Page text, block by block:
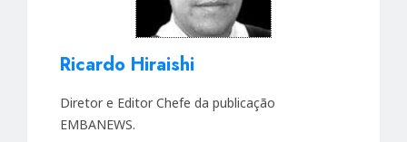
Ricardo Hiraishi
Diretor e Editor Chefe da publicação
EMBANEWS.